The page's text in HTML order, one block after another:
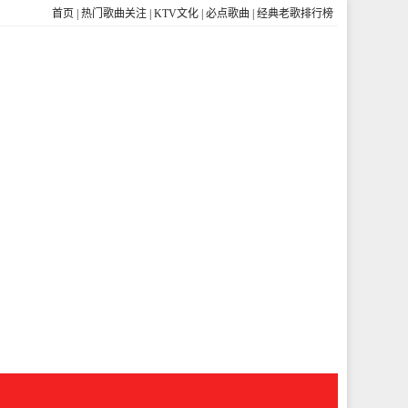
首页 热门歌曲关注 KTV文化 必点歌曲 经典老歌排行榜